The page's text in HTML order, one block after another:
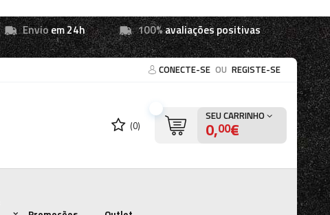
Envioem 24h 100%avaliações positivas
CONECTE-SE OU REGISTE-SE
(0)
SEU CARRINHO
0,00€